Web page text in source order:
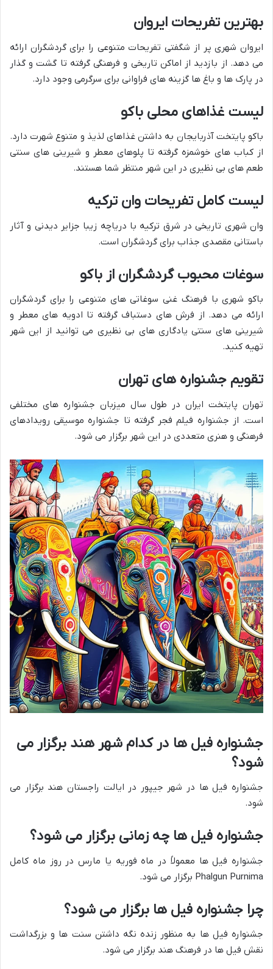
بهترین تفریحات ایروان
ایروان شهری پر از شگفتی تفریحات متنوعی را برای گردشگران ارائه
می دهد. از بازدید از اماکن تاریخی و فرهنگی گرفته تا گشت و گذار
در پارک ها و باغ ها گزینه های فراوانی برای سرگرمی وجود دارد.
لیست غذاهای محلی باکو
باکو پایتخت آذربایجان به داشتن غذاهای لذیذ و متنوع شهرت دارد.
از کباب های خوشمزه گرفته تا پلوهای معطر و شیرینی های سنتی
طعم های بی نظیری در این شهر منتظر شما هستند.
لیست کامل تفریحات وان ترکیه
وان شهری تاریخی در شرق ترکیه با دریاچه زیبا جزایر دیدنی و آثار
باستانی مقصدی جذاب برای گردشگران است.
سوغات محبوب گردشگران از باکو
باکو شهری با فرهنگ غنی سوغاتی های متنوعی را برای گردشگران
ارائه می دهد. از فرش های دستباف گرفته تا ادویه های معطر و
شیرینی های سنتی یادگاری های بی نظیری می توانید از این شهر
تهیه کنید.
تقویم جشنواره های تهران
تهران پایتخت ایران در طول سال میزبان جشنواره های مختلفی
است. از جشنواره فیلم فجر گرفته تا جشنواره موسیقی رویدادهای
فرهنگی و هنری متعددی در این شهر برگزار می شود.
جشنواره فیل ها در کدام شهر هند برگزار می
شود؟
جشنواره فیل ها در شهر جیپور در ایالت راجستان هند برگزار می
شود.
جشنواره فیل ها چه زمانی برگزار می شود؟
جشنواره فیل ها معمولاً در ماه فوریه یا مارس در روز ماه کامل
Phalgun Purnima برگزار می شود.
چرا جشنواره فیل ها برگزار می شود؟
جشنواره فیل ها به منظور زنده نگه داشتن سنت ها و بزرگداشت
نقش فیل ها در فرهنگ هند برگزار می شود.